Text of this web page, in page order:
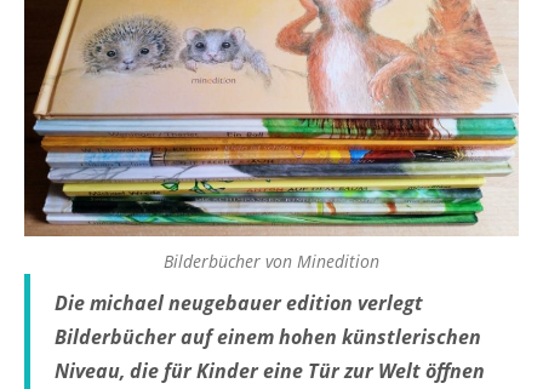
Bilderbücher von Minedition
Die michael neugebauer edition verlegt
Bilderbücher auf einem hohen künstlerischen
Niveau, die für Kinder eine Tür zur Welt öffnen